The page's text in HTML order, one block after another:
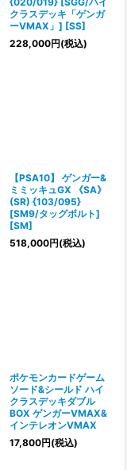
クラスデッキ「ゲンガ
ーVMAX」] [SS]
228,000円(税込)
【PSA10】 ゲンガー&
ミミッキュGX 《SA》
(SR) {103/095}
[SM9/タッグボルト]
[SM]
518,000円(税込)
ポケモンカードゲーム
ソード&シールド ハイ
クラスデッキダブル
BOX ゲンガーVMAX&
インテレオンVMAX
17,800円(税込)